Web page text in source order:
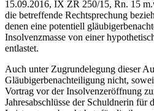
15.09.2016, IX ZR 250/15, Rn. 15
die betreffende Rechtsprechung
denen eine potentiell
Insolvenzmasse von einer
entlastet.
Auch unter Zugrundelegung dieser
Gläubigerbenachteiligung nicht,
Vortrag vor der Insolvenzeröffnung
Jahresabschlüsse der Schuldnerin für